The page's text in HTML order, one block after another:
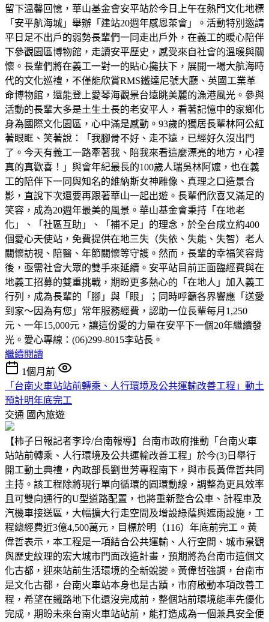
留下溫馨回憶，華山基金會安平站於今日上午在熱門文化地標
「安平航海城」舉辦「建站20週年感恩茶會」。活動特別邀請
平日足不出戶的弱勢長輩們一同走出戶外，在義工的暖心陪伴
下參觀園區博物館，走讀安平歷史，感受來自社會的溫暖與關
懷。長輩們將在義工一對一的貼心攙扶下，展開一場大航海時
代的文化巡禮，不僅能欣賞RMS鐵達尼號大廳、英國工業革
命博物館，還能登上愛琴海觀景台遠眺美麗的漁港風光。參與
活動的長輩大多是土生土長的老安平人，看著記憶中的家鄉化
身為國際文化園區，心中滿是感動。93歲的獨居長輩林阿公紅
著眼眶、笑著說：「我腳骨不好、走不遠，已經好久沒出門
了。今天有義工一路牽著我、陪我來看這麼漂亮的地方，心裡
真的真歡喜！」與會年紀最長的100歲人瑞吳林阿嬤，也在義
工的陪伴下一同與知名的維納斯女神雕像、真理之口造景合
影，直說下次還要再跟著華山一起出遊。長輩們欣喜又滿足的
笑容，成為20週年最美的風景。華山基金會秉持「在地老
化」、「社區互助」、「補不足」的理念，於全台成立約400
個愛心天使站，免費提供在地三失（失依、失能、失智）老人
關懷訪視、陪醫、年節關懷等守護。然而，長輩的幸福笑容背
後，亟需社會大眾的雙手來延續。安平站目前正面臨經費與在
地義工招募的雙重挑戰，期盼更多熱心的「在地人」加入義工
行列，成為長輩的「腳」與「眼」；同時呼籲各界響應「送愛
到家～因為有您」常年服務經費，認助一位長輩每月1,250
元、一年15,000元，讓這份愛的力量在安平下一個20年繼續發
光。愛心專線：(06)299-8015李站長。
繼續閱讀
1個月前
「台南火車站站前轉乘、人行環境及公共運輸改善工程」動土
預計明年底完工
交通 國內旅遊
【柿子日報記者李玲/台南報導】台南市政府推動「台南火車
站站前轉乘、人行環境及公共運輸改善工程」於今(3)日舉行
開工動土典禮，內政部長劉世芳專程南下，與市長黃偉哲共同
主持。該工程除將現行單向循環的圓環動線，調整為更具效率
且可雙向通行的U型道路配置，也將重新整合公車、計程車及
汽機車接送區，大幅擴大行走空間及增設綠蔭與遮雨設施，工
程總經費近3億4,500萬元，目標於明（116）年底前完工。黃
偉哲表示，本工程是一項結合公共運輸、人行空間、城市景觀
與歷史紋理的宏大城市門面改造計畫，預期將為台南市這個文
化古都，迎來站前生活環境的全新蛻變。黃偉哲強調，台南市
是文化古都，台南火車站本身也是古蹟，市府啟動本項改善工
程，希望在鐵路地下化還沒完成前，整個站前環境能率先優化
完成，期盼未來台南火車站站前，能打造成為一個兼具安全便